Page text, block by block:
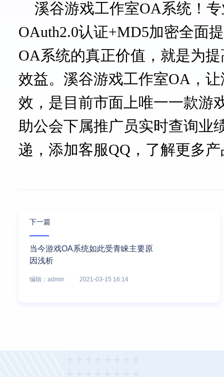
溪谷游戏工作室OA系统 ！
OAuth2.0认证+MD5加密全面
OA系统的真正价值，就是为
效益。 溪谷游戏工作室OA，
效，是目前市面上唯一一款游
助公会下属推广员实时查询业
递，添加客服QQ，了解更多
下一篇
当今游戏OA系统如此受青睐主要原
因浅析
编辑：admin 2021-03-15 16:14